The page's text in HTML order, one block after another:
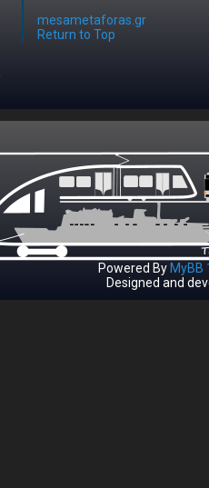
mesametaforas.gr
Return to Top
Powered By MyBB
Designed and